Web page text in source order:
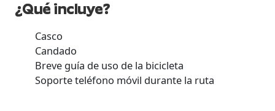
¿Qué incluye?
Casco
Candado
Breve guía de uso de la bicicleta
Soporte teléfono móvil durante la ruta